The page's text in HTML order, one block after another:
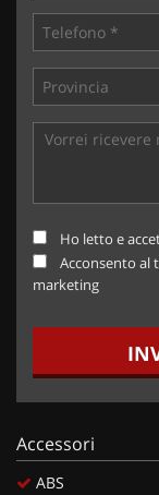
Ho letto e
Acconsento al
marketing
Accessori
ABS